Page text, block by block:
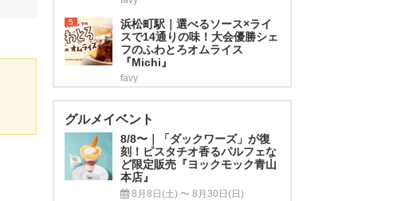
5
浜松町駅｜選べるソース×ライ
スで14通りの味！大会優勝シェ
フのふわとろオムライス
『Michi』
favy
グルメイベント
8/8〜｜「ダックワーズ」が復
刻！ピスタチオ香るパルフェな
ど限定販売『ヨックモック青山
本店』
8月8日(土) 〜 8月30日(日)